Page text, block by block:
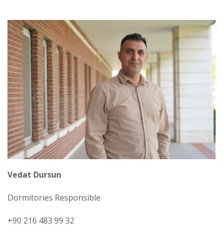
Görsel
Vedat Dursun
Dormitories Responsible
+90 216 483 99 32